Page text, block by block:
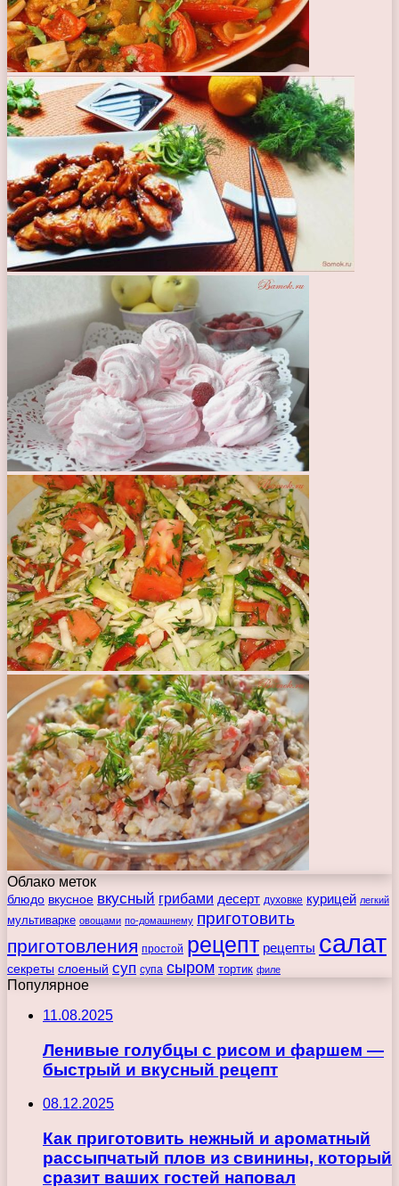
Облако меток
блюдо вкусное вкусный грибами десерт духовке курицей легкий
мультиварке овощами по-домашнему приготовить
приготовления простой рецепт рецепты салат
секреты слоеный суп супа сыром тортик филе
Популярное
11.08.2025
Ленивые голубцы с рисом и фаршем —
быстрый и вкусный рецепт
08.12.2025
Как приготовить нежный и ароматный
рассыпчатый плов из свинины, который
сразит ваших гостей наповал